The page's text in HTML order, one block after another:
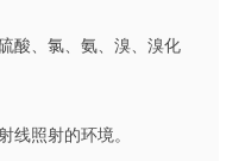
酸、氯、氨、溴、溴化
线照射的环境。